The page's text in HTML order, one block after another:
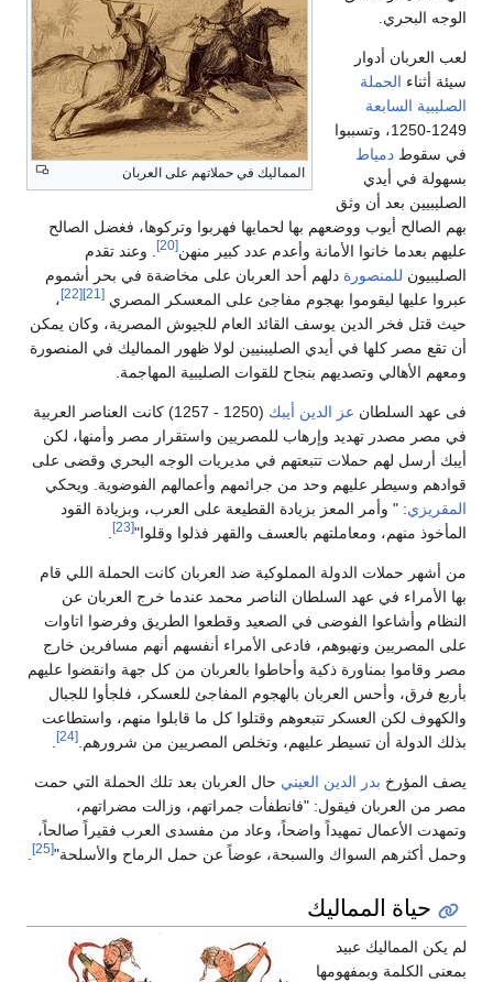
المماليك في حملاتهم على العربان
الوجه البحري.
لعب العربان أدوار
سيئة أثناء الحملة
الصليبية السابعة
1249-1250، وتسببوا
في سقوط دمياط
بسهولة في أيدي
الصليبيين بعد أن وثق
بهم الصالح أيوب ووضعهم بها لحمايها فهربوا وتركوها، فغضل الصالح
عليهم بعدما خانوا الأمانة وأعدم عدد كبير منهن[20]
. وعند تقدم
الصليبيون للمنصورة دلهم أحد العربان على مخاضةة في بحر أشموم
عبروا عليها ليقوموا بهجوم مفاجئ على المعسكر المصري [21]
[22]
،
حيث قتل فخر الدين يوسف القائد العام للجيوش المصرية، وكان يمكن
أن تقع مصر كلها في أيدي الصليبنيين لولا ظهور المماليك في المنصورة
ومعهم الأهالي وتصديهم بنجاح للقوات الصليبية المهاجمة.
فى عهد السلطان عز الدين أيبك
(1250 - 1257) كانت العناصر العربية
في مصر مصدر تهديد وإرهاب للمصريين واستقرار مصر وأمنها، لكن
أيبك أرسل لهم حملات تتبعتهم في مديريات الوجه البحري وقضى على
قوادهم وسيطر عليهم وحد من جرائمهم وأعمالهم الفوضوية. ويحكي
المقريزي: " وأمر المعز بزيادة القطيعة على العرب، وبزيادة القود
المأخوذ منهم، ومعاملتهم بالعسف والقهر فذلوا وقلوا"[23]
من أشهر حملات الدولة المملوكية ضد العربان كانت الحملة اللي قام
بها الأمراء في عهد السلطان الناصر محمد عندما خرج العربان عن
النظام وأشاعوا الفوضى في الصعيد وقطعوا الطريق وفرضوا اتاوات
على المصريين ونهبوهم، فادعى الأمراء أنفسهم أنهم مسافرين خارج
مصر وقاموا بمناورة ذكية وأحاطوا بالعربان من كل جهة وانقضوا عليهم
بأربع فرق، وأحس العربان بالهجوم المفاجئ للعسكر، فلجأوا للجبال
والكهوف لكن العسكر تتبعوهم وقتلوا كل ما قابلوا منهم، واستطاعت
بذلك الدولة أن تسيطر عليهم، وتخلص المصريين من شرورهم. [24]
يصف المؤرخ بدر الدين العيني حال العربان بعد تلك الحملة التي حمت
مصر من العربان فيقول: "فانطفأت جمراتهم، وزالت مضراتهم،
وتمهدت الأعمال تمهيداً واضحاً، وعاد من مفسدى العرب فقيراً صالحاً،
وحمل أكثرهم السواك والسبحة، عوضاً عن حمل الرماح والأسلحة"[25]
حياة المماليك
لم يكن المماليك عبيد
بمعنى الكلمة وبمفهومها